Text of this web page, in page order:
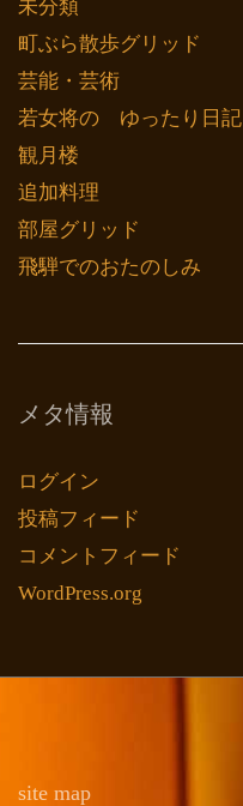
未分類
町ぶら散歩グリッド
芸能・芸術
若女将の ゆったり日記
観月楼
追加料理
部屋グリッド
飛騨でのおたのしみ
メタ情報
ログイン
投稿フィード
コメントフィード
WordPress.org
site map